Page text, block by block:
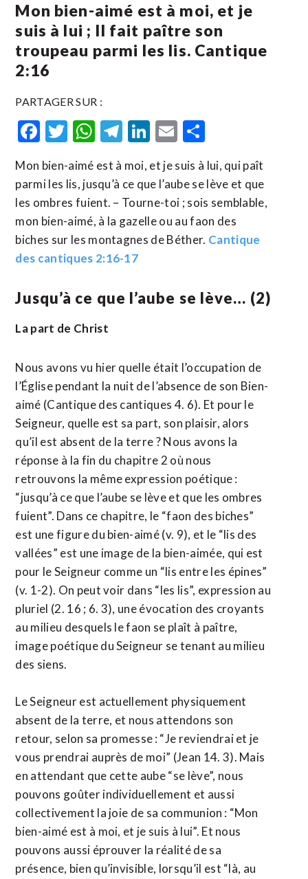
Mon bien-aimé est à moi, et je
suis à lui ; Il fait paître son
troupeau parmi les lis. Cantique
2:16
PARTAGER SUR :
Facebook
Twitter
WhatsApp
Telegram
LinkedIn
Email
Mon bien-aimé est à moi, et je suis à lui, qui paît
parmi les lis, jusqu’à ce que l’aube se lève et que
les ombres fuient. – Tourne-toi ; sois semblable,
mon bien-aimé, à la gazelle ou au faon des
biches sur les montagnes de Béther. Cantique
des cantiques 2:16-17
Jusqu’à ce que l’aube se lève… (2)
La part de Christ
Nous avons vu hier quelle était l’occupation de
l’Église pendant la nuit de l’absence de son Bien-
aimé (Cantique des cantiques 4. 6). Et pour le
Seigneur, quelle est sa part, son plaisir, alors
qu’il est absent de la terre ? Nous avons la
réponse à la fin du chapitre 2 où nous
retrouvons la même expression poétique :
“jusqu’à ce que l’aube se lève et que les ombres
fuient”. Dans ce chapitre, le “faon des biches”
est une figure du bien-aimé (v. 9), et le “lis des
vallées” est une image de la bien-aimée, qui est
pour le Seigneur comme un “lis entre les épines”
(v. 1-2). On peut voir dans “les lis”, expression au
pluriel (2. 16 ; 6. 3), une évocation des croyants
au milieu desquels le faon se plaît à paître,
image poétique du Seigneur se tenant au milieu
des siens.
Le Seigneur est actuellement physiquement
absent de la terre, et nous attendons son
retour, selon sa promesse : “Je reviendrai et je
vous prendrai auprès de moi” (Jean 14. 3). Mais
en attendant que cette aube “se lève”, nous
pouvons goûter individuellement et aussi
collectivement la joie de sa communion : “Mon
bien-aimé est à moi, et je suis à lui”. Et nous
pouvons aussi éprouver la réalité de sa
présence, bien qu’invisible, lorsqu’il est “là, au